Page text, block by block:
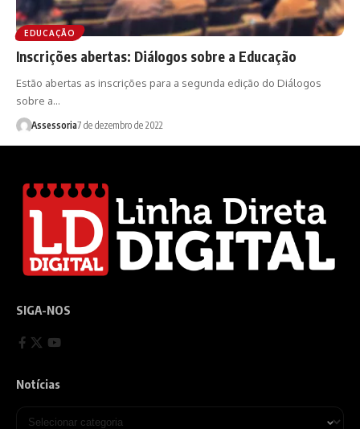
EDUCAÇÃO
Inscrições abertas: Diálogos sobre a Educação
Estão abertas as inscrições para a segunda edição do Diálogos
sobre a…
Assessoria7 de dezembro de 2022
SIGA-NOS
Notícias